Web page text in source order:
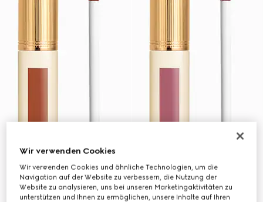
Wir verwenden Cookies
Wir verwenden Cookies und ähnliche Technologien, um die
Navigation auf der Website zu verbessern, die Nutzung der
Website zu analysieren, uns bei unseren Marketingaktivitäten zu
unterstützen und Ihnen zu ermöglichen, unsere Inhalte auf Ihren